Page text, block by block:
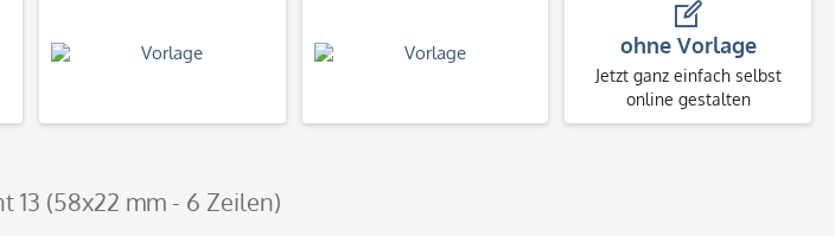
ohne Vorlage
Jetzt ganz einfach selbst
online gestalten
(58x22 mm - 6 Zeilen)